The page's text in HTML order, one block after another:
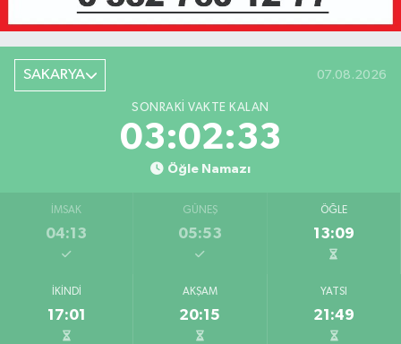
SAKARYA 07.08.2026
SONRAKI VAKTE KALAN
03:02:33
Öğle Namazı
İMSAK
04:13
GÜNEŞ
05:53
ÖĞLE
13:09
İKINDI
17:01
AKŞAM
20:15
YATSI
21:49